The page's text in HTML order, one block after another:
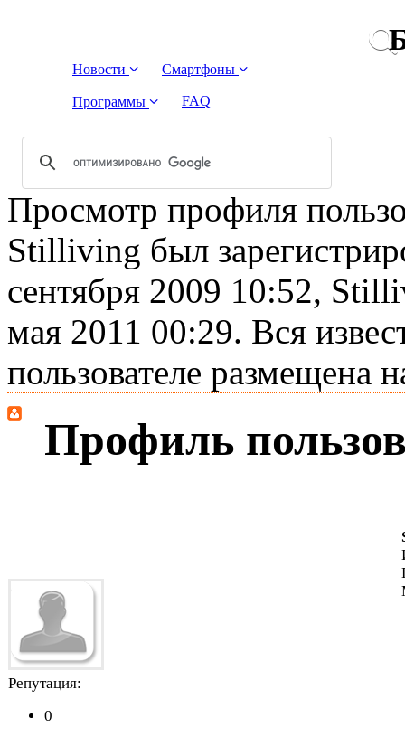
Новости Смартфоны
Программы FAQ
Просмотр профиля
Stilliving был
сентября 2009 10:52,
мая 2011 00:29. Вся
пользователе размещена
Профиль
Репутация:
0